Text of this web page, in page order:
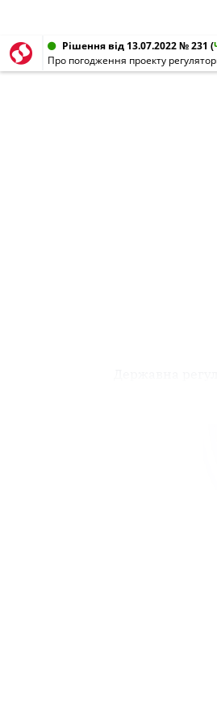
Рішення від 13.07.2022 № 231 (
Про погодження проекту